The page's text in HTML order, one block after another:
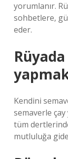
yorumlanır.
sohbetlere,
eder.
Kendini
semaverle çay
tüm
mutluluğa